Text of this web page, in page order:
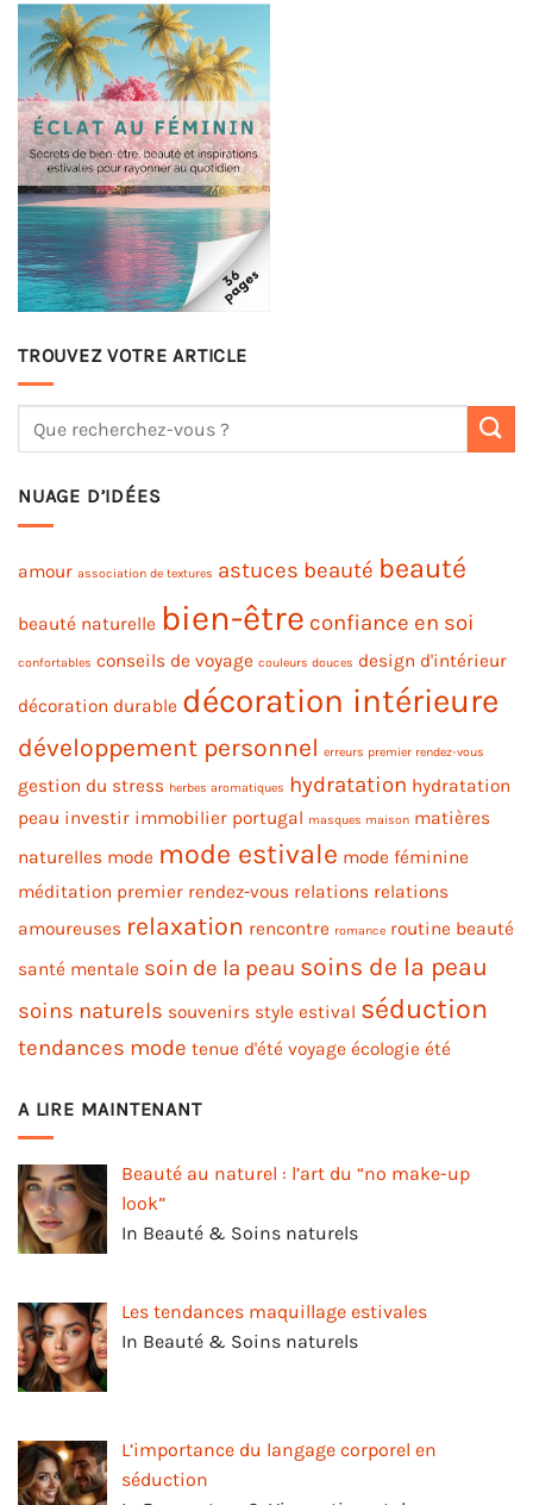
TROUVEZ VOTRE ARTICLE
NUAGE D’IDÉES
amour association de textures astuces beauté beauté
beauté naturelle bien-être confiance en soi
confortables conseils de voyage couleurs douces design d'intérieur
décoration durable décoration intérieure
développement personnel erreurs premier rendez-vous
gestion du stress herbes aromatiques hydratation hydratation
peau investir immobilier portugal masques maison matières
naturelles mode mode estivale mode féminine
méditation premier rendez-vous relations relations
amoureuses relaxation rencontre romance routine beauté
santé mentale soin de la peau soins de la peau
soins naturels souvenirs style estival séduction
tendances mode tenue d'été voyage écologie été
A LIRE MAINTENANT
Beauté au naturel : l’art du “no make-up
look”
In Beauté & Soins naturels
Les tendances maquillage estivales
In Beauté & Soins naturels
L’importance du langage corporel en
séduction